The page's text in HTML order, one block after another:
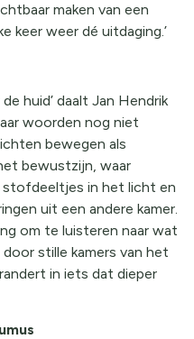
maken van een
keer weer dé uitdaging.’
huid’ daalt Jan Hendrik
woorden nog niet
bewegen als
bewustzijn, waar
stofdeeltjes in het licht en
uit een andere kamer.
om te luisteren naar wat
stille kamers van het
in iets dat dieper